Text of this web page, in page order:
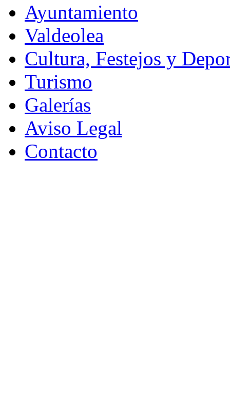
Ayuntamiento
Valdeolea
Cultura, Festejos y
Turismo
Galerías
Aviso Legal
Contacto